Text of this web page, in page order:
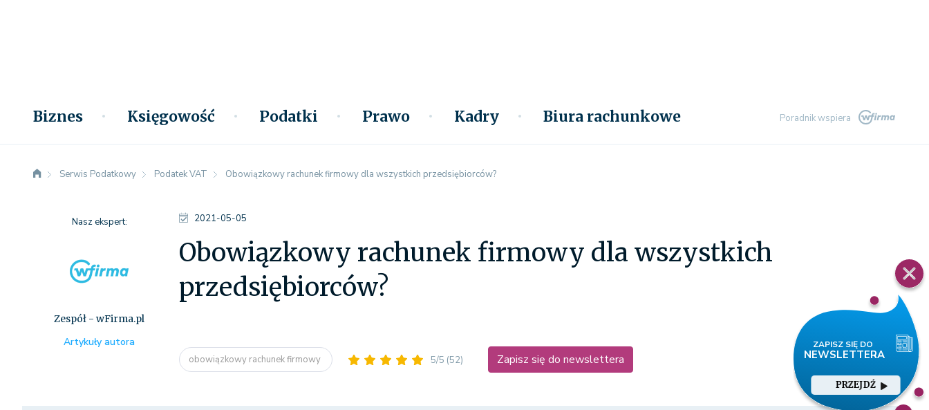
Biznes Księgowość Podatki Prawo Kadry Biura rachunkowe Poradnik wspiera
PRZEJDŹ
Serwis Podatkowy Podatek VAT Obowiązkowy rachunek firmowy dla wszystkich przedsiębiorców?
2021-05-05
Obowiązkowy rachunek firmowy dla wszystkich
przedsiębiorców?
obowiązkowy rachunek firmowy 5/5 (52) Zapisz się do newslettera
Nasz ekspert:
Zespół - wFirma.pl
Artykuły autora